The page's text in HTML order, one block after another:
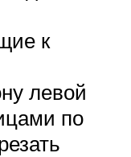
к
левой
по